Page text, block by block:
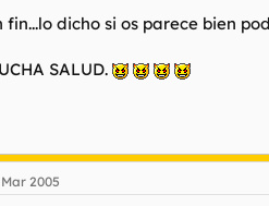
fin...lo dicho si os parece bien
SALUD.
Mar 2005